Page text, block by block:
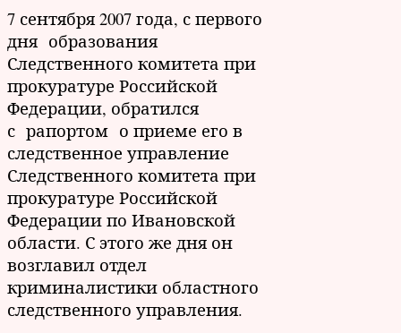
7 сентября 2007 года, с первого
дня образования
Следственного комитета при
прокуратуре Российской
Федерации, обратился
с рапортом о приеме его в
следственное управление
Следственного комитета при
прокуратуре Российской
Федерации по Ивановской
области. С этого же дня он
возглавил отдел
криминалистики областного
следственного управления.